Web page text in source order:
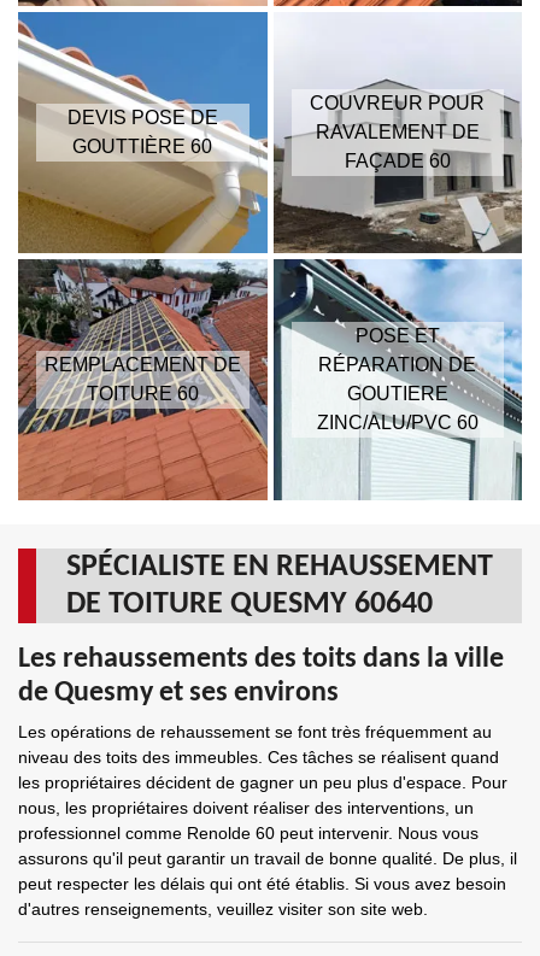
DEVIS POSE DE
GOUTTIÈRE 60
COUVREUR POUR
RAVALEMENT DE
FAÇADE 60
REMPLACEMENT DE
TOITURE 60
POSE ET
RÉPARATION DE
GOUTIERE
ZINC/ALU/PVC 60
SPÉCIALISTE EN REHAUSSEMENT
DE TOITURE QUESMY 60640
Les rehaussements des toits dans la ville
de Quesmy et ses environs
Les opérations de rehaussement se font très fréquemment au
niveau des toits des immeubles. Ces tâches se réalisent quand
les propriétaires décident de gagner un peu plus d'espace. Pour
nous, les propriétaires doivent réaliser des interventions, un
professionnel comme Renolde 60 peut intervenir. Nous vous
assurons qu'il peut garantir un travail de bonne qualité. De plus, il
peut respecter les délais qui ont été établis. Si vous avez besoin
d'autres renseignements, veuillez visiter son site web.